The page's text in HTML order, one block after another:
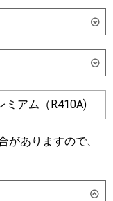
ミアム（R410A)
がありますので、